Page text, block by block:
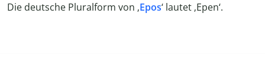
Die deutsche Pluralform von ‚Epos‘ lautet ‚Epen‘.